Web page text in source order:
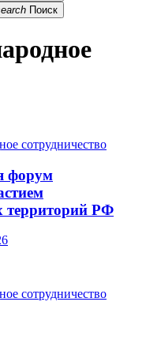
Поиск
сотрудничество
форум
территорий РФ
сотрудничество